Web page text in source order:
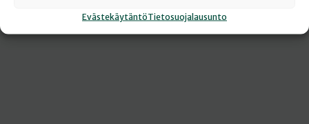
EvästekäytäntöTietosuojalausunto